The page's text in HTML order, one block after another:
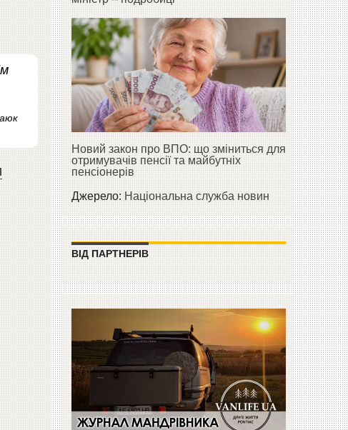
Новий закон про ВПО: що зміниться для
отримувачів пенсії та майбутніх
пенсіонерів
Джерело:Національна служба новин
ВІД ПАРТНЕРІВ